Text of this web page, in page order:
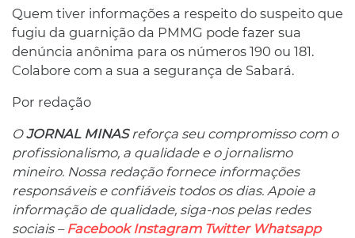
Quem tiver informações a respeito do suspeito que
fugiu da guarnição da PMMG pode fazer sua
denúncia anônima para os números 190 ou 181.
Colabore com a sua a segurança de Sabará.
Por redação
OJORNAL MINASreforça seu compromisso com o
profissionalismo, a qualidade e o jornalismo
mineiro. Nossa redação fornece informações
responsáveis ​​e confiáveis ​​todos os dias. Apoie a
informação de qualidade, siga-nos pelas redes
sociais – Facebook Instagram Twitter Whatsapp